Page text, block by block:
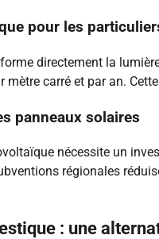
pour les
directement la
mètre carré et par an.
panneaux solaires
nécessite un
régionales
: une